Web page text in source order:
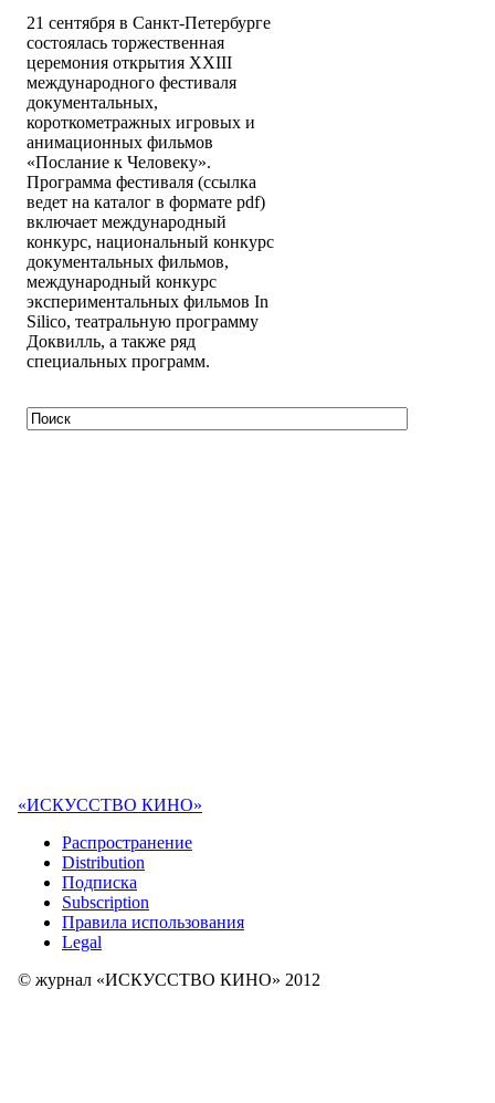
21 сентября в Санкт-Петербурге
состоялась торжественная
церемония открытия XXIII
международного фестиваля
документальных,
короткометражных игровых и
анимационных фильмов
«Послание к Человеку».
Программа фестиваля (ссылка
ведет на каталог в формате pdf)
включает международный
конкурс, национальный конкурс
документальных фильмов,
международный конкурс
экспериментальных фильмов In
Silico, театральную программу
Доквилль, а также ряд
специальных программ.
«ИСКУССТВО КИНО»
Распространение
Distribution
Подписка
Subscription
Правила использования
Legal
© журнал «ИСКУССТВО КИНО» 2012